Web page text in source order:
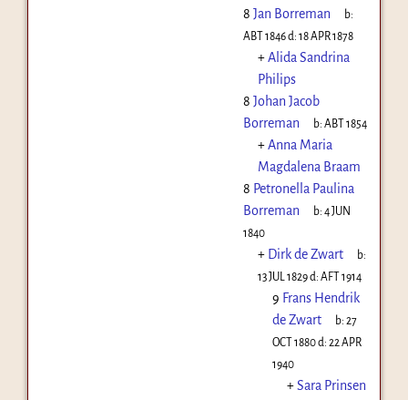
8 Jan Borreman
b:
ABT 1846d: 18 APR 1878
+Alida Sandrina
Philips
8 Johan Jacob
Borreman
b:ABT 1854
+Anna Maria
Magdalena Braam
8 Petronella Paulina
Borreman
b:4 JUN
1840
+ Dirk de Zwart
b:
13 JUL 1829d: AFT 1914
9 Frans Hendrik
de Zwart
b:27
OCT 1880d: 22 APR
1940
+Sara Prinsen